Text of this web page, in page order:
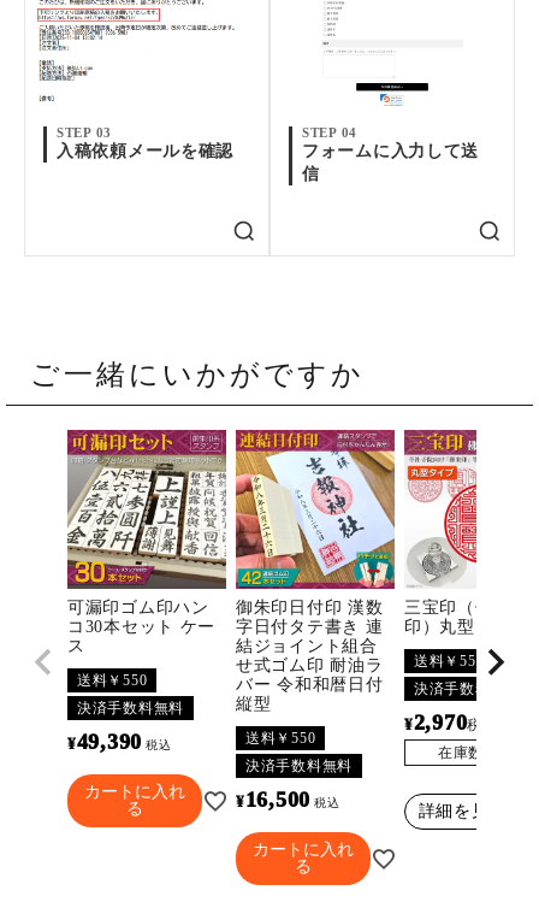
STEP 03
入稿依頼メールを確認
STEP 04
フォームに入力して送
信
ご一緒にいかがですか
可漏印ゴム印ハン
コ30本セット ケー
ス
送料￥550
決済手数料無料
¥49,390 税込
カートに入れ
る
御朱印日付印 漢数
字日付タテ書き 連
結ジョイント組合
せ式ゴム印 耐油ラ
バー 令和和暦日付
縦型
送料￥550
決済手数料無料
¥16,500 税込
カートに入れ
る
三宝印（佛法僧
印）丸型
送料￥550
決済手数料無料
¥2,970税込
在庫数
詳細を見る